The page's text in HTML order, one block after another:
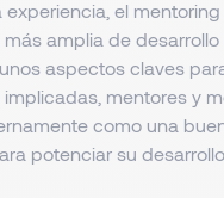
experiencia, el
amplia de
aspectos claves
mentores y
como una
potenciar su desarrollo.